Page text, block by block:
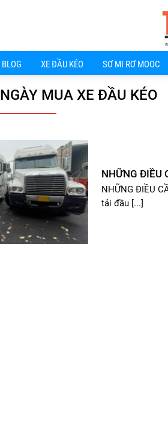
BLOG XE ĐẦU KÉO SƠ MI RƠ MOOC
NGÀY MUA XE ĐẦU KÉO
NHỮNG ĐIỀU
NHỮNG ĐIỀU
tải đầu [...]